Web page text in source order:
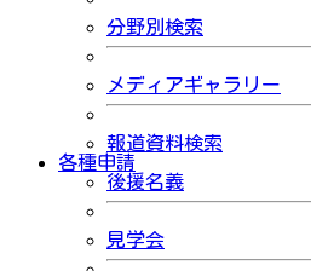
分野別検索
メディアギャラリー
報道資料検索
各種申請
後援名義
見学会